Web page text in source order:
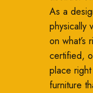
As a
physically
on
certified,
place
furniture